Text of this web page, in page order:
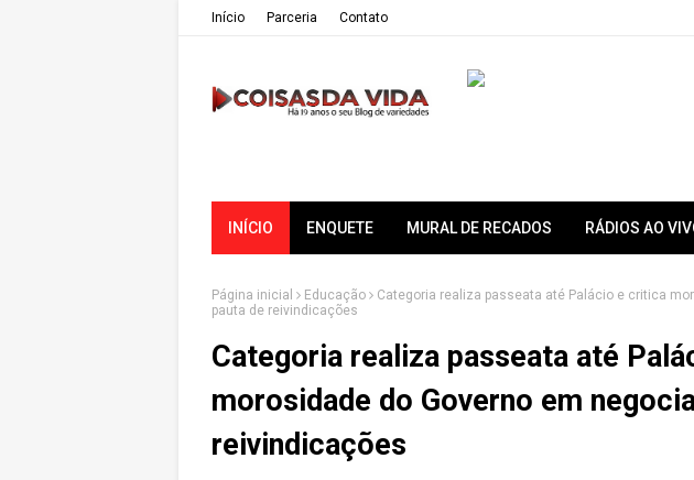
Iní­cio Parceria Contato
INÍCIO ENQUETE MURAL DE RECADOS RÁDIOS AO
Página inicial Educação
Categoria realiza passeata até Palácio e critica
pauta de reivindicações
Categoria realiza passeata até
morosidade do Governo em
reivindicações